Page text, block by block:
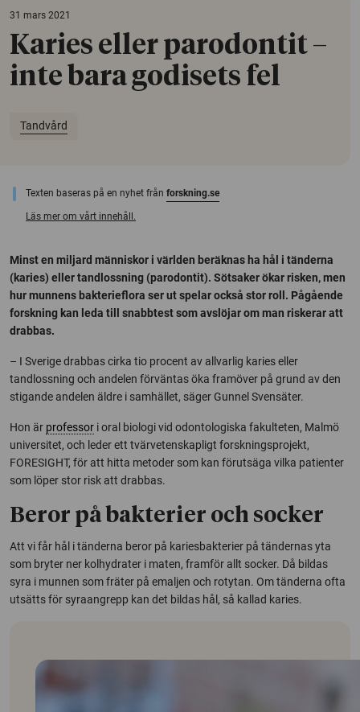
31 mars 2021
Karies eller parodontit –
inte bara godisets fel
Tandvård
Texten baseras på en nyhet från forskning.se
Läs mer om vårt innehåll.
Minst en miljard människor i världen beräknas ha hål i tänderna
(karies) eller tandlossning (parodontit). Sötsaker ökar risken, men
hur munnens bakterieflora ser ut spelar också stor roll. Pågående
forskning kan leda till snabbtest som avslöjar om man riskerar att
drabbas.
– I Sverige drabbas cirka tio procent av allvarlig karies eller
tandlossning och andelen förväntas öka framöver på grund av den
stigande andelen äldre i samhället, säger Gunnel Svensäter.
Hon är professor i oral biologi vid odontologiska fakulteten, Malmö
universitet, och leder ett tvärvetenskapligt forskningsprojekt,
FORESIGHT, för att hitta metoder som kan förutsäga vilka patienter
som löper stor risk att drabbas.
Beror på bakterier och socker
Att vi får hål i tänderna beror på kariesbakterier på tändernas yta
som bryter ner kolhydrater i maten, framför allt socker. Då bildas
syra i munnen som fräter på emaljen och rotytan. Om tänderna ofta
utsätts för syraangrepp kan det bildas hål, så kallad karies.